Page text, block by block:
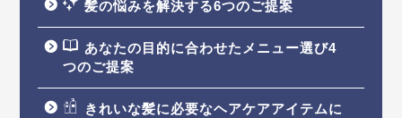
髪の悩みを解決する6つのご提案
あなたの目的に合わせたメニュー選び4
つのご提案
きれいな髪に必要なヘアケアアイテムに